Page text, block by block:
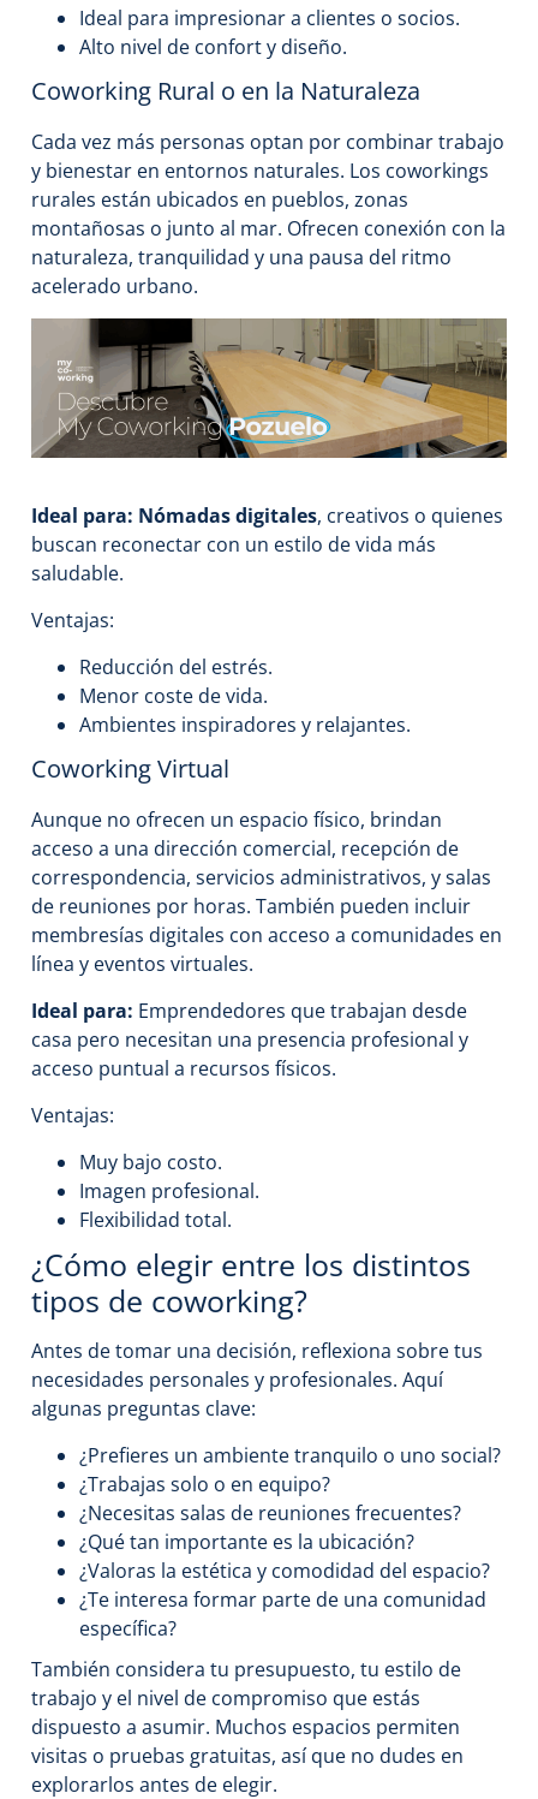
Ideal para impresionar a clientes o socios.
Alto nivel de confort y diseño.
Coworking Rural o en la Naturaleza
Cada vez más personas optan por combinar trabajo
y bienestar en entornos naturales. Los coworkings
rurales están ubicados en pueblos, zonas
montañosas o junto al mar. Ofrecen conexión con la
naturaleza, tranquilidad y una pausa del ritmo
acelerado urbano.
Ideal para: Nómadas digitales, creativos o quienes
buscan reconectar con un estilo de vida más
saludable.
Ventajas:
Reducción del estrés.
Menor coste de vida.
Ambientes inspiradores y relajantes.
Coworking Virtual
Aunque no ofrecen un espacio físico, brindan
acceso a una dirección comercial, recepción de
correspondencia, servicios administrativos, y salas
de reuniones por horas. También pueden incluir
membresías digitales con acceso a comunidades en
línea y eventos virtuales.
Ideal para: Emprendedores que trabajan desde
casa pero necesitan una presencia profesional y
acceso puntual a recursos físicos.
Ventajas:
Muy bajo costo.
Imagen profesional.
Flexibilidad total.
¿Cómo elegir entre los distintos
tipos de coworking?
Antes de tomar una decisión, reflexiona sobre tus
necesidades personales y profesionales. Aquí
algunas preguntas clave:
¿Prefieres un ambiente tranquilo o uno social?
¿Trabajas solo o en equipo?
¿Necesitas salas de reuniones frecuentes?
¿Qué tan importante es la ubicación?
¿Valoras la estética y comodidad del espacio?
¿Te interesa formar parte de una comunidad
específica?
También considera tu presupuesto, tu estilo de
trabajo y el nivel de compromiso que estás
dispuesto a asumir. Muchos espacios permiten
visitas o pruebas gratuitas, así que no dudes en
explorarlos antes de elegir.